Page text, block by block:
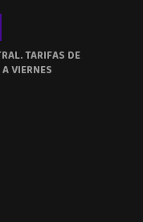
TARIFAS DE
VIERNES